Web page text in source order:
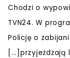
Chodzi o
TVN24. W
Policję o